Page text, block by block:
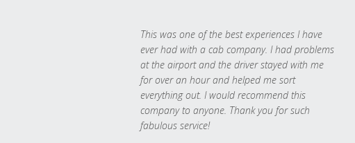
This was one of the best experiences I have
ever had with a cab company. I had problems
at the airport and the driver stayed with me
for over an hour and helped me sort
everything out. I would recommend this
company to anyone. Thank you for such
fabulous service!